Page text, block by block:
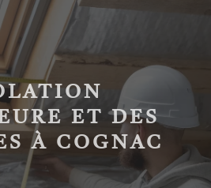
ET DES
À COGNAC